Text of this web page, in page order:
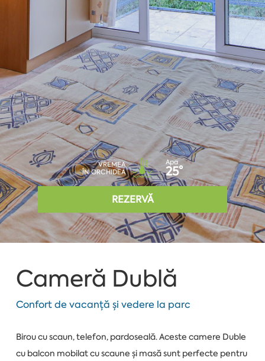
VREMEA
ÎN ORCHIDEA
Apa
25°
REZERVĂ
Cameră Dublă
Confort de vacanță și vedere la parc
Birou cu scaun, telefon, pardoseală. Aceste camere Duble
cu balcon mobilat cu scaune și masă sunt perfecte pentru